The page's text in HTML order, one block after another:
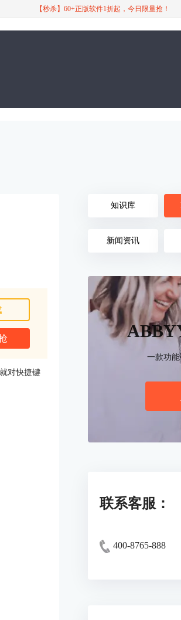
【秒杀】60+正版软件1折起，今日限量抢！
对快捷键
知识库
新闻资讯
一款功能
联系客服：
400-8765-888